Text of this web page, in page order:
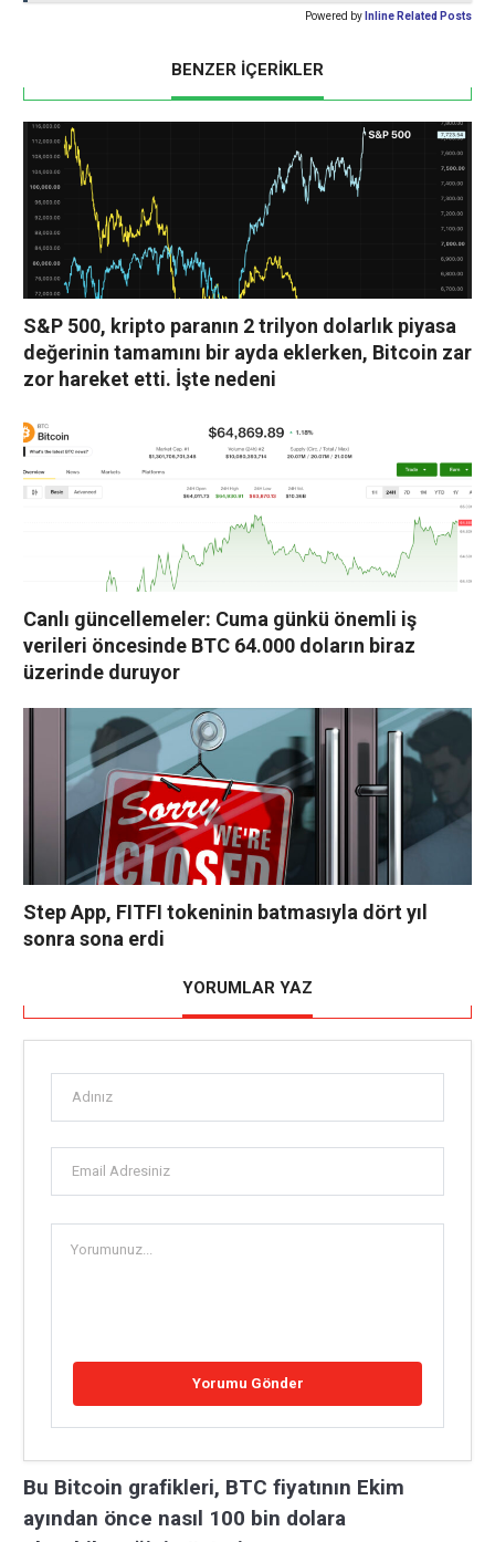
Powered by Inline Related Posts
BENZER İÇERİKLER
S&P 500, kripto paranın 2 trilyon dolarlık piyasa
değerinin tamamını bir ayda eklerken, Bitcoin zar
zor hareket etti. İşte nedeni
Canlı güncellemeler: Cuma günkü önemli iş
verileri öncesinde BTC 64.000 doların biraz
üzerinde duruyor
Step App, FITFI tokeninin batmasıyla dört yıl
sonra sona erdi
YORUMLAR YAZ
Bu Bitcoin grafikleri, BTC fiyatının Ekim
ayından önce nasıl 100 bin dolara